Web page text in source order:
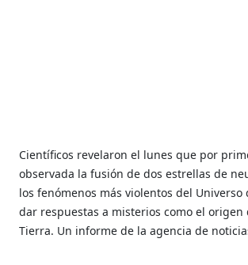
Científicos revelaron el lunes que por
observada la fusión de dos estrellas de
los fenómenos más violentos del
dar respuestas a misterios como el origen
Tierra. Un informe de la agencia de